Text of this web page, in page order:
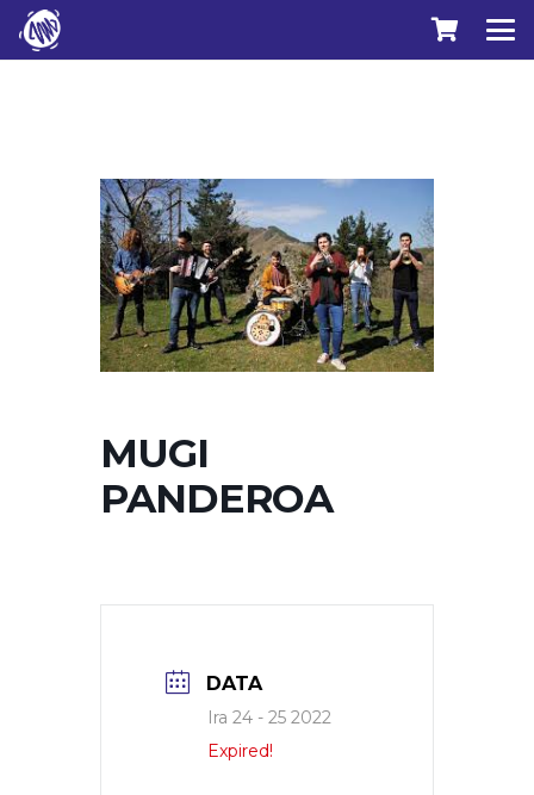
MUGI
PANDEROA
DATA
Ira 24 - 25 2022
Expired!